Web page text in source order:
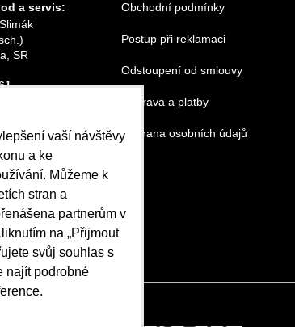
a servis:
SR
16.00
15.00
Obchodní podmínky
Postup při reklamaci
Odstoupení od smlouvy
Doprava a platby
Ochrana osobních údajů
vaší návštěvy
a ke
Můžeme k
stran a
partnerům v
na „Přijmout
svůj souhlas s
najít podrobné